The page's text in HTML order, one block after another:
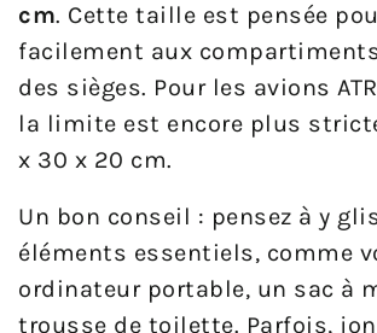
cm. Cette taille est pensée
facilement aux
des sièges. Pour les avions
la limite est encore plus
x 30 x 20 cm.
Un bon conseil : pensez à y
éléments essentiels, comme
ordinateur portable, un sac à
trousse de toilette. Parfois,